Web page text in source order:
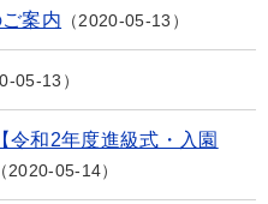
案内 2020-05-13
05-13
令和2年度進級式・入園
2020-05-14